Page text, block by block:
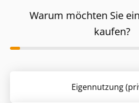
Warum möchten Sie
kaufen?
Eigennutzung